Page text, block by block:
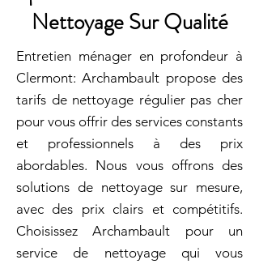
Nettoyage Sur Qualité
Entretien ménager en profondeur à
Clermont: Archambault propose des
tarifs de nettoyage régulier pas cher
pour vous offrir des services constants
et professionnels à des prix
abordables. Nous vous offrons des
solutions de nettoyage sur mesure,
avec des prix clairs et compétitifs.
Choisissez Archambault pour un
service de nettoyage qui vous